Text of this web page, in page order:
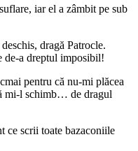
iar el a zâmbit pe sub
dragă Patrocle.
de-a dreptul imposibil!
pentru că nu-mi plăcea
mi-l schimb… de dragul
scrii toate bazaconiile